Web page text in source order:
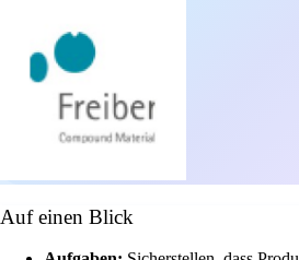
Auf einen Blick